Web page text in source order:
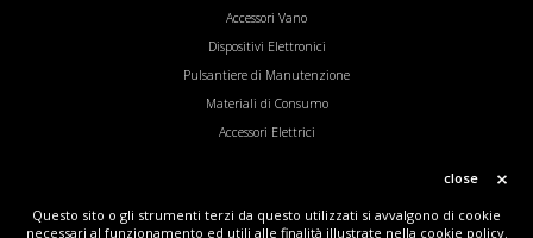
Accessori Vano
Dispositivi Elettronici
Pulsantiere di Manutenzione
Materiali di Consumo
Accessori Elettrici
close
Questo sito o gli strumenti terzi da questo utilizzati si avvalgono di cookie
necessari al funzionamento ed utili alle finalità illustrate nella cookie policy.